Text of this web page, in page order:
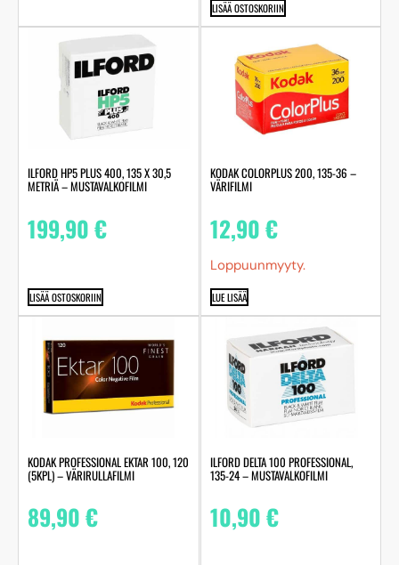
LISÄÄ OSTOSKORIIN
ILFORD HP5 PLUS 400, 135 X 30,5
METRIÄ – MUSTAVALKOFILMI
199,90€
LISÄÄ OSTOSKORIIN
KODAK COLORPLUS 200, 135-36 –
VÄRIFILMI
12,90€
Loppuunmyyty.
LUE LISÄÄ
KODAK PROFESSIONAL EKTAR 100, 120
(5KPL) – VÄRIRULLAFILMI
89,90€
ILFORD DELTA 100 PROFESSIONAL,
135-24 – MUSTAVALKOFILMI
10,90€